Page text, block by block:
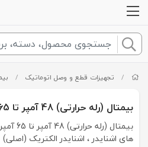
/ تجهیزات قطع و وصل اتوماتیک /
بیمتال (رله حرارتی) 48 آمپر تا 65 آمپر Schneider electric
بیمتال
های اشنایدر ، اشنایدر الکتریک (اصلی)